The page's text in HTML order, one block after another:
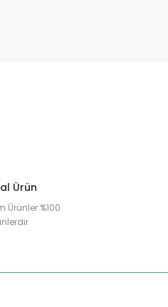
Ürün
Ürünler %100